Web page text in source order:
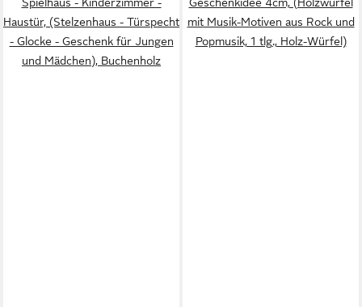
Haustür, (Stelzenhaus - Türspecht
- Glocke - Geschenk für Jungen
und Mädchen), Buchenholz
mit Musik-Motiven aus Rock und
Popmusik, 1 tlg., Holz-Würfel)